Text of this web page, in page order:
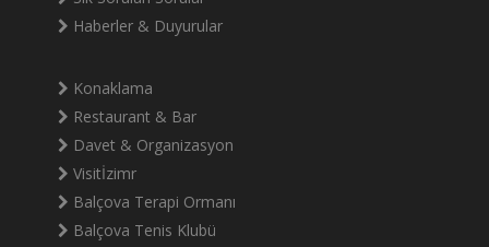
Haberler & Duyurular
Konaklama
Restaurant & Bar
Davet & Organizasyon
Visitİzimr
Balçova Terapi Ormanı
Balçova Tenis Klubü